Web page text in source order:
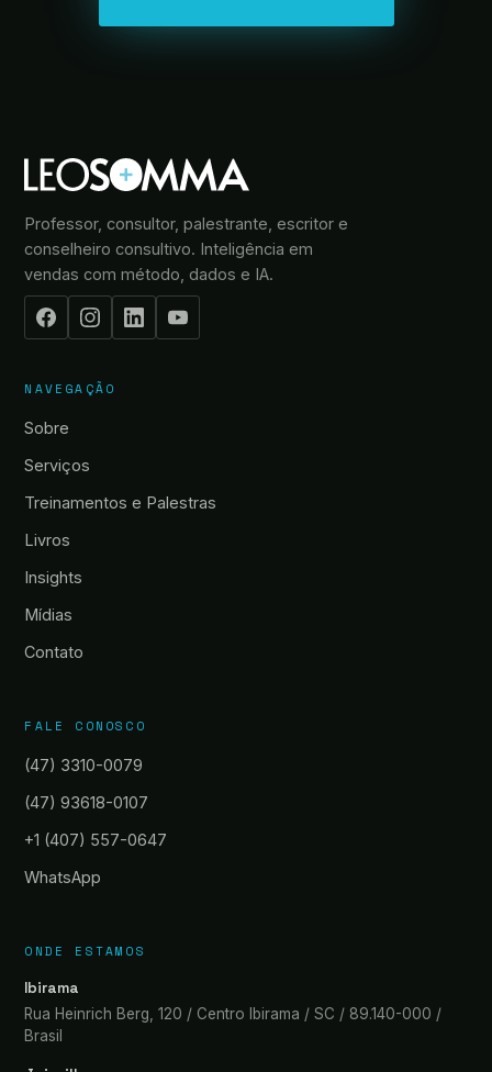
Professor, consultor, palestrante, escritor e
conselheiro consultivo. Inteligência em
vendas com método, dados e IA.
NAVEGAÇÃO
Sobre
Serviços
Treinamentos e Palestras
Livros
Insights
Mídias
Contato
FALE CONOSCO
(47) 3310-0079
(47) 93618-0107
+1 (407) 557-0647
WhatsApp
ONDE ESTAMOS
Ibirama
Rua Heinrich Berg, 120 / Centro Ibirama / SC / 89.140-000 /
Brasil